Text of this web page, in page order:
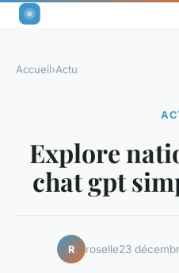
Accueil›Actu
Explore
chat gpt
R roselle23